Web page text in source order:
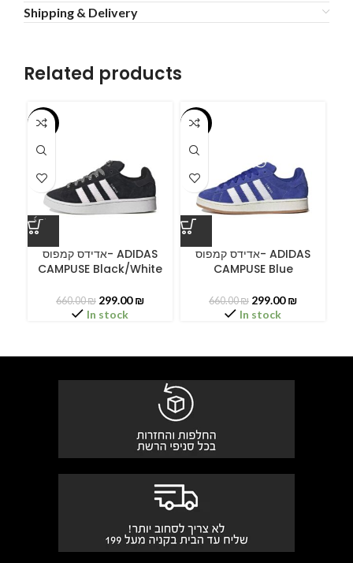
Shipping & Delivery
Related products
-55%
אדידס קמפוס- ADIDAS
CAMPUSE Black/White
660.00₪ 299.00₪
In stock
-55%
אדידס קמפוס- ADIDAS
CAMPUSE Blue
660.00₪ 299.00₪
In stock